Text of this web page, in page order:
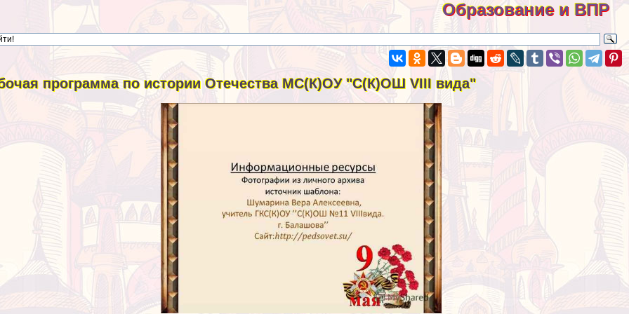
Образование и ВПР
программа по истории Отечества МС(К)ОУ "С(К)ОШ VIII вида"